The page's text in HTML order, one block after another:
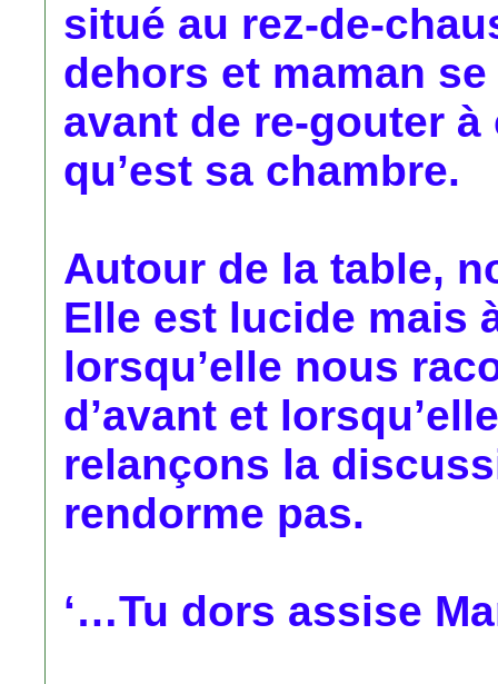
situé au rez-de-
dehors et maman
avant de re-gouter
qu’est sa chambre.
Autour de la table,
Elle est lucide mais
lorsqu’elle nous
d’avant et
relançons la
rendorme pas.
‘…Tu dors assise